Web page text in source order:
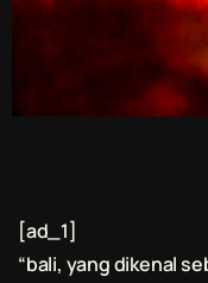
[ad_1]
“bali, yang dikenal